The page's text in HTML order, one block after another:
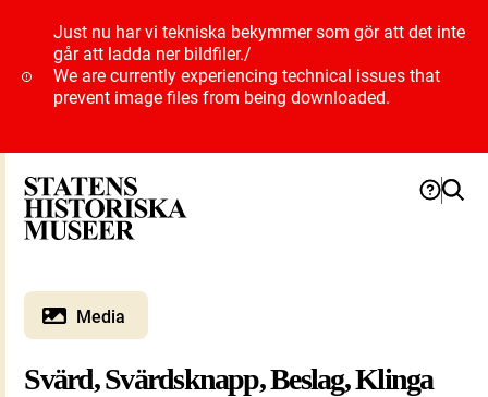
Just nu har vi tekniska bekymmer som gör att det inte
går att ladda ner bildfiler./
We are currently experiencing technical issues that
prevent image files from being downloaded.
Media
Svärd, Svärdsknapp, Beslag, Klinga